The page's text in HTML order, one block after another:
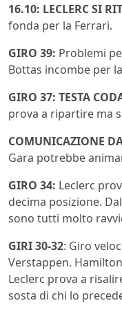
16.10: LECLERC SI
fonda per la Ferrari.
GIRO 39: Problemi
Bottas incombe per
GIRO 37: TESTA
prova a ripartire ma
COMUNICAZIONE
Gara potrebbe
GIRO 34: Leclerc
decima posizione.
sono tutti molto
GIRI 30-32: Giro
Verstappen.
Leclerc prova a
sosta di chi lo